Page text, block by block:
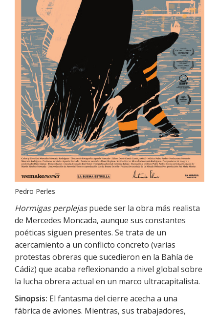
Pedro Perles
Hormigas perplejaspuede ser la obra más realista
de Mercedes Moncada, aunque sus constantes
poéticas siguen presentes. Se trata de un
acercamiento a un conflicto concreto (varias
protestas obreras que sucedieron en la Bahía de
Cádiz) que acaba reflexionando a nivel global sobre
la lucha obrera actual en un marco ultracapitalista.
Sinopsis: El fantasma del cierre acecha a una
fábrica de aviones. Mientras, sus trabajadores,